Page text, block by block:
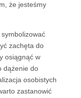
że jesteśmy
zachęta do
osiągnąć w
dążenie do
osobistych
zastanowić